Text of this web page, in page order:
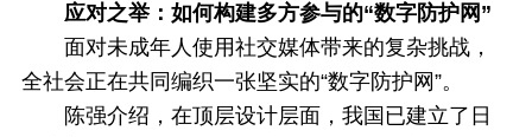
应对之举：如何构建多方参与的“数字防护网”
面对未成年人使用社交媒体带来的复杂挑战，
全社会正在共同编织一张坚实的“数字防护网”。
陈强介绍，在顶层设计层面，我国已建立了日